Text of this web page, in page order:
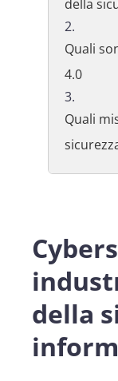
della
Quali
4.0
Quali
della